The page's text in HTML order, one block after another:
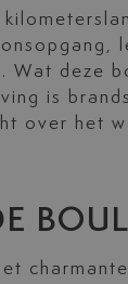
Wat deze
is
over het